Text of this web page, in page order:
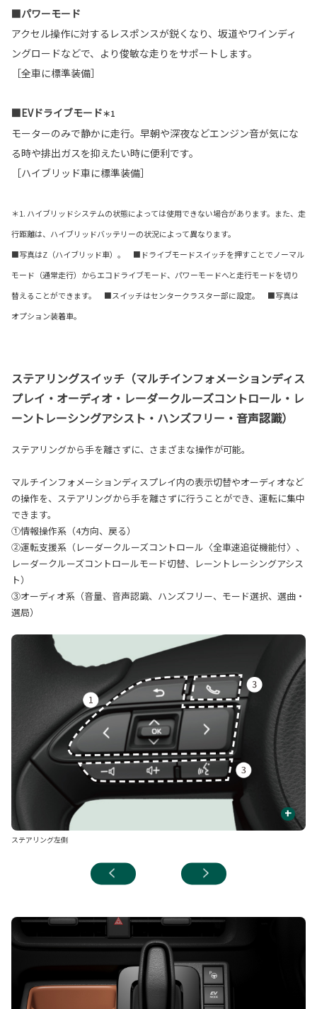
■パワーモード
アクセル操作に対するレスポンスが鋭くなり、坂道やワインディ
ングロードなどで、より俊敏な走りをサポートします。
［全車に標準装備］
■EVドライブモード＊1
モーターのみで静かに走行。早朝や深夜などエンジン音が気にな
る時や排出ガスを抑えたい時に便利です。
［ハイブリッド車に標準装備］
＊1. ハイブリッドシステムの状態によっては使用できない場合があります。また、走
行距離は、ハイブリッドバッテリーの状況によって異なります。
■写真はZ（ハイブリッド車）。 ■ドライブモードスイッチを押すことでノーマル
モード（通常走行）からエコドライブモード、パワーモードへと走行モードを切り
替えることができます。 ■スイッチはセンタークラスター部に設定。 ■写真は
オプション装着車。
ステアリングスイッチ（マルチインフォメーションディス
プレイ・オーディオ・レーダークルーズコントロール・レ
ーントレーシングアシスト・ハンズフリー・音声認識）
ステアリングから手を離さずに、さまざまな操作が可能。
マルチインフォメーションディスプレイ内の表示切替やオーディオなど
の操作を、ステアリングから手を離さずに行うことができ、運転に集中
できます。
①情報操作系（4方向、戻る）
②運転支援系（レーダークルーズコントロール〈全車速追従機能付〉、
レーダークルーズコントロールモード切替、レーントレーシングアシス
ト）
③オーディオ系（音量、音声認識、ハンズフリー、モード選択、選曲・
選局）
+
ステアリング左側